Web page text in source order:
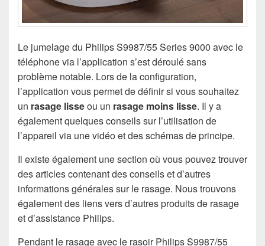
Le jumelage du Philips S9987/55 Series 9000 avec le
téléphone via l’application s’est déroulé sans
problème notable. Lors de la configuration,
l’application vous permet de définir si vous souhaitez
un rasage lisseou un rasage moins lisse. Il y a
également quelques conseils sur l’utilisation de
l’appareil via une vidéo et des schémas de principe.
Il existe également une section où vous pouvez trouver
des articles contenant des conseils et d’autres
informations générales sur le rasage. Nous trouvons
également des liens vers d’autres produits de rasage
et d’assistance Philips.
Pendant le rasage avec le rasoir Philips S9987/55